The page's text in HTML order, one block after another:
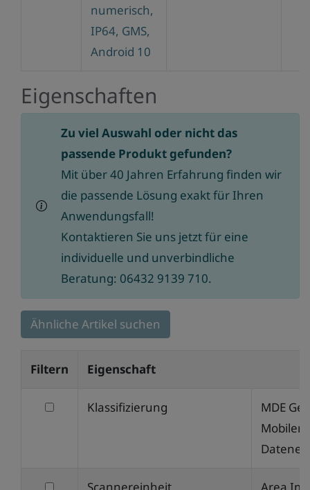
numerisch,
IP64, GMS,
Android 10
Eigenschaften
Zu viel Auswahl oder nicht das
passende Produkt gefunden?
Mit über 40 Jahren Erfahrung finden wir
die passende Lösung exakt für Ihren
Anwendungsfall!
Kontaktieren Sie uns jetzt für eine
individuelle und unverbindliche
Beratung: 06432 9139 710.
Ähnliche Artikel suchen
Filtern Eigenschaft
filtern
Klassifizierung
MDE
Mobilen
filtern Scannereinheit Area